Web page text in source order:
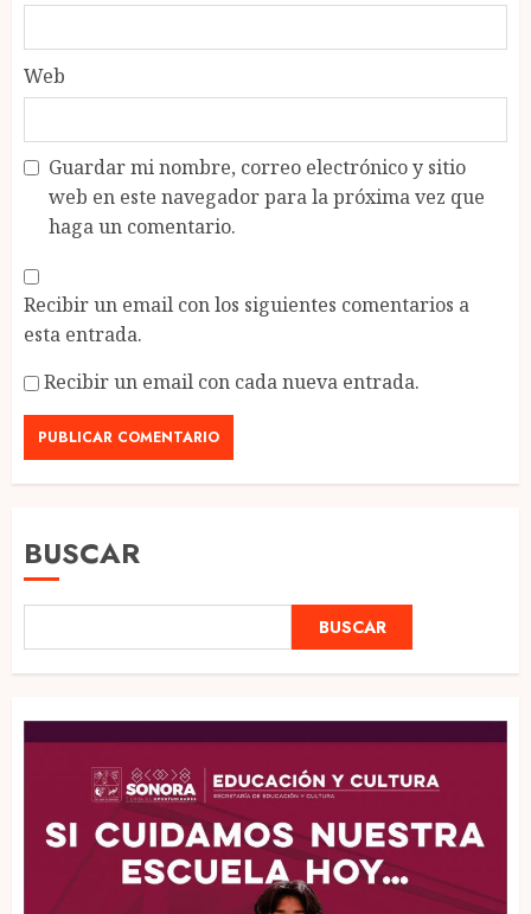
Web
Guardar mi nombre, correo electrónico y sitio
web en este navegador para la próxima vez que
haga un comentario.
Recibir un email con los siguientes comentarios a
esta entrada.
Recibir un email con cada nueva entrada.
BUSCAR
BUSCAR